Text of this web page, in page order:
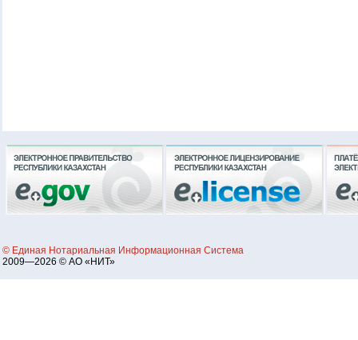
© Единая Нотариальная Информационная Система
2009—2026 © АО «НИТ»